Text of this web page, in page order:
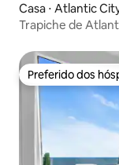
Casa ⋅ Atlantic
Trapiche de
Preferido dos
Preferido dos